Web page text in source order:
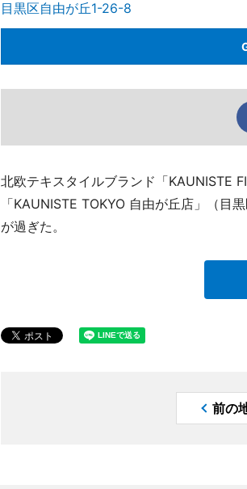
目黒区自由が丘1-26-8
北欧テキスタイルブランド「KAUNISTE
「KAUNISTE TOKYO 自由が丘店」（
が過ぎた。
前の